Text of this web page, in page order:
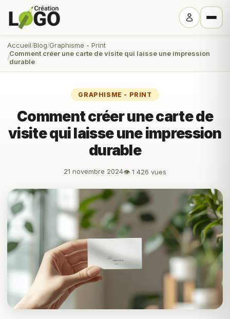
Accueil Blog Graphisme - Print
Comment créer une carte de visite qui laisse une impression
durable
GRAPHISME - PRINT
Comment créer une carte de
visite qui laisse une impression
durable
21 novembre 2024👁 1 426 vues